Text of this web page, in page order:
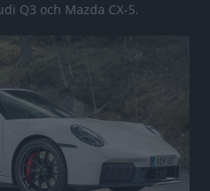
Q3 och Mazda CX-5.